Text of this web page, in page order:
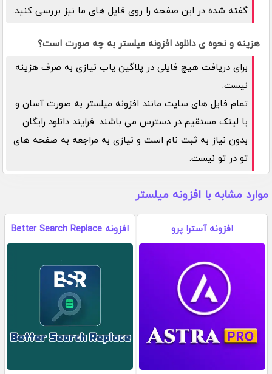
گفته شده در این صفحه را روی فایل های ما نیز بررسی کنید.
هزینه و نحوه ی دانلود افزونه میلستر به چه صورت است؟
برای دریافت هیچ فایلی در پلاگین یاب نیازی به صرف هزینه
نیست.
تمام فایل های سایت مانند افزونه میلستر به صورت آسان و
با لینک مستقیم در دسترس می باشند. فرایند دانلود رایگان
بدون نیاز به ثبت نام است و نیازی به مراجعه به صفحه های
تو در تو نیست.
موارد مشابه با افزونه میلستر
افزونه آسترا پرو افزونه Better Search Replace